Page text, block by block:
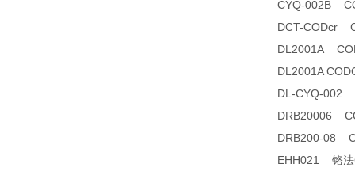
CYQ-002B
DCT-CODcr
DL2001A
DL2001A
DL-CYQ-002
DRB20006
DRB200-08
EHH021 铬法